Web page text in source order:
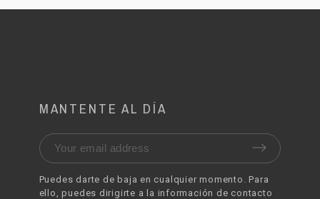
MANTENTE AL DÍA
Puedes darte de baja en cualquier momento. Para
ello, puedes dirigirte a la información de contacto